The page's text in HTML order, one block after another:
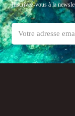
Inscrivez-vous à la